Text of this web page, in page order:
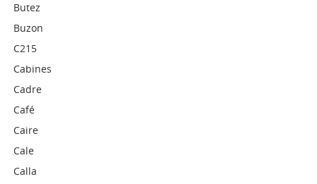
Butez
Buzon
C215
Cabines
Cadre
Café
Caire
Cale
Calla